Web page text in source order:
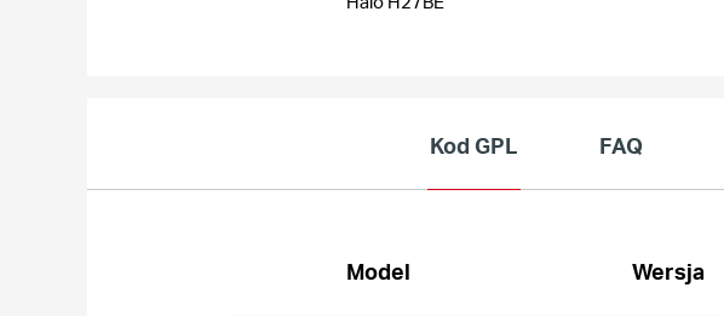
Kod GPL FAQ
Model Wersja